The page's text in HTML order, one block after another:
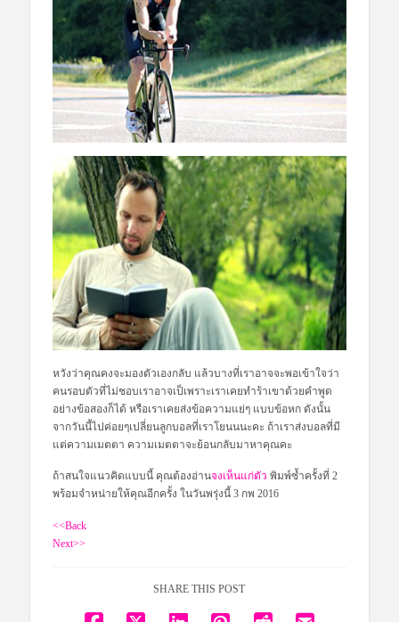
หวังว่าคุณคงจะมองตัวเองกลับ แล้วบางที่เราอาจจะพอเข้าใจว่า
คนรอบตัวที่ไม่ชอบเราอาจเป็เพราะเราเคยทำร้าเขาด้วยคำพูด
อย่างข้อสองก็ได้ หรือเราเคยส่งข้อความแย่ๆ แบบข้อหก ดังนั้น
จากวันนี้ไปค่อยๆเปลี่ยนลูกบอลที่เราโยนนนะคะ ถ้าเราส่งบอลที่มี
แต่ความเมตตา ความเมตตาจะย้อนกลับมาหาคุณคะ
ถ้าสนใจแนวคิดแบบนี้ คุณต้องอ่านจงเห็นแก่ตัว พิมพ์ซ้ำครั้งที่ 2
พร้อมจำหน่ายให้คุณอีกครั้ง ในวันพรุ่งนี้ 3 กพ 2016
<<Back
Next>>
SHARE THIS POST